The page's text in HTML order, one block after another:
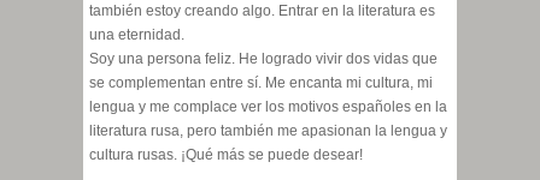
también estoy creando algo. Entrar en la literatura es
una eternidad.
Soy una persona feliz. He logrado vivir dos vidas que
se complementan entre sí. Me encanta mi cultura, mi
lengua y me complace ver los motivos españoles en la
literatura rusa, pero también me apasionan la lengua y
cultura rusas. ¡Qué más se puede desear!